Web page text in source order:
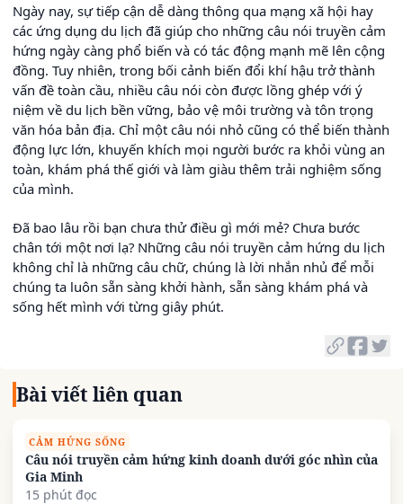
Ngày nay, sự tiếp cận dễ dàng thông qua mạng xã hội hay
các ứng dụng du lịch đã giúp cho những câu nói truyền cảm
hứng ngày càng phổ biến và có tác động mạnh mẽ lên cộng
đồng. Tuy nhiên, trong bối cảnh biến đổi khí hậu trở thành
vấn đề toàn cầu, nhiều câu nói còn được lồng ghép với ý
niệm về du lịch bền vững, bảo vệ môi trường và tôn trọng
văn hóa bản địa. Chỉ một câu nói nhỏ cũng có thể biến thành
động lực lớn, khuyến khích mọi người bước ra khỏi vùng an
toàn, khám phá thế giới và làm giàu thêm trải nghiệm sống
của mình.
Đã bao lâu rồi bạn chưa thử điều gì mới mẻ? Chưa bước
chân tới một nơi lạ? Những câu nói truyền cảm hứng du lịch
không chỉ là những câu chữ, chúng là lời nhắn nhủ để mỗi
chúng ta luôn sẵn sàng khởi hành, sẵn sàng khám phá và
sống hết mình với từng giây phút.
Bài viết liên quan
CẢM HỨNG SỐNG
Câu nói truyền cảm hứng kinh doanh dưới góc nhìn của
Gia Minh
15 phút đọc